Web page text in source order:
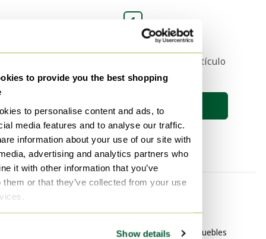
to provide you the best shopping
to personalise content and ads, to
media features and to analyse our traffic.
information about your use of our site with
advertising and analytics partners who
it with other information that you’ve
them or that they’ve collected from your use
Show details
1
Recibe una notificación cuando el artículo
de tus sueños esté en línea 🔎
Guardar búsqueda
Por categoría
Andtradition Iluminación
Baan Muebles
Natuzzi Italia Muebles